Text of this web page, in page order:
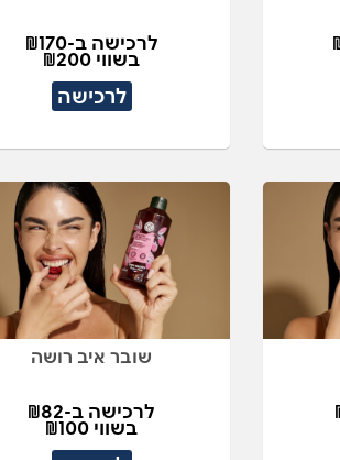
לרכישה ב-₪170
בשווי ₪200
לרכישה
שובר איב רושה
לרכישה ב-₪82
בשווי ₪100